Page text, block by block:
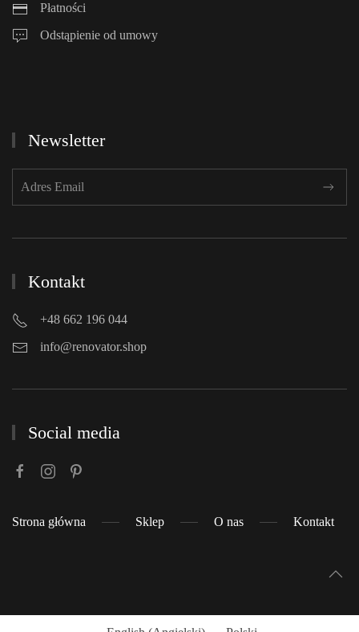
Płatności
Odstąpienie od umowy
Newsletter
Kontakt
+48 662 196 044
info@renovator.shop
Social media
Strona główna Sklep O nas Kontakt